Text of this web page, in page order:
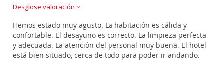
Desglose valoración
Hemos estado muy agusto. La habitación es cálida y
confortable. El desayuno es correcto. La limpieza perfecta
y adecuada. La atención del personal muy buena. El hotel
está bien situado, cerca de todo para poder ir andando.